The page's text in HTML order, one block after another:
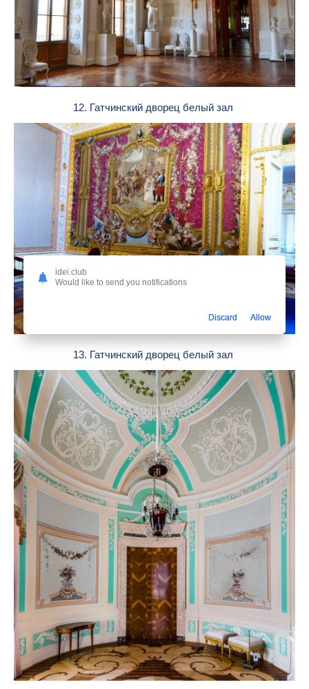
12. Гатчинский дворец белый зал
13. Гатчинский дворец белый зал
idei.club
Would like to send you notifications
Discard Allow